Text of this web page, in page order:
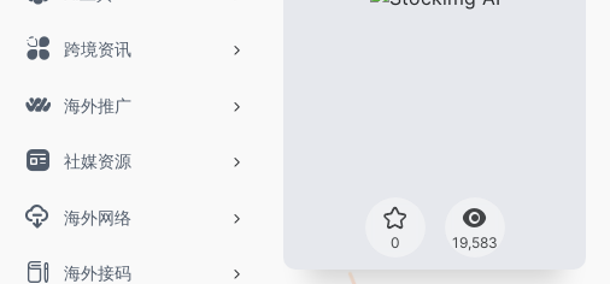
跨境资讯
海外推广
社媒资源
海外网络
海外接码
0 19,583